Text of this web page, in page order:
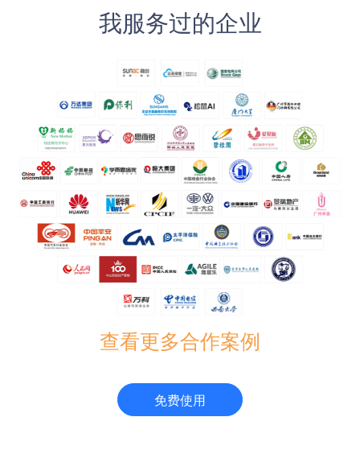
我服务过的企业
查看更多合作案例
免费使用